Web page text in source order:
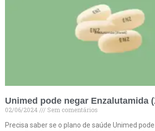
Unimed pode negar Enzalutamida
02/06/2024
Sem comentários
Precisa saber se o plano de saúde Unimed pode